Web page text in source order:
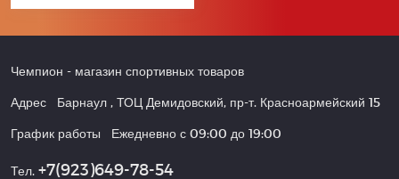
Чемпион - магазин спортивных товаров
Адрес Барнаул , ТОЦ Демидовский, пр-т. Красноармейский 15
График работы Ежедневно с 09:00 до 19:00
Тел. +7(923)649-78-54